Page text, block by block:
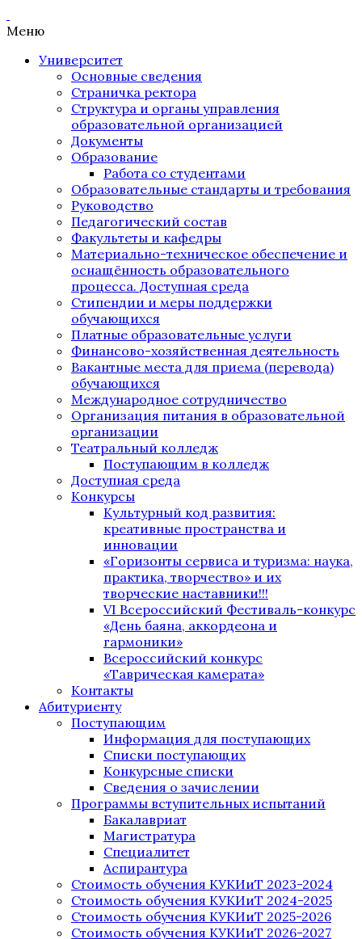
Меню
Университет
Основные сведения
Страничка ректора
Структура и органы управления
образовательной организацией
Документы
Образование
Работа со студентами
Образовательные стандарты и требования
Руководство
Педагогический состав
Факультеты и кафедры
Материально-техническое обеспечение и
оснащённость образовательного
процесса. Доступная среда
Стипендии и меры поддержки
обучающихся
Платные образовательные услуги
Финансово-хозяйственная деятельность
Вакантные места для приема (перевода)
обучающихся
Международное сотрудничество
Организация питания в образовательной
организации
Театральный колледж
Поступающим в колледж
Доступная среда
Конкурсы
Культурный код развития:
креативные пространства и
инновации
«Горизонты сервиса и туризма: наука,
практика, творчество» и их
творческие наставники!!!
VI Всероссийский Фестиваль-конкурс
«День баяна, аккордеона и
гармоники»
Всероссийский конкурс
«Таврическая камерата»
Контакты
Абитуриенту
Поступающим
Информация для поступающих
Списки поступающих
Конкурсные списки
Сведения о зачислении
Программы вступительных испытаний
Бакалавриат
Магистратура
Специалитет
Аспирантура
Стоимость обучения КУКИиТ 2023-2024
Стоимость обучения КУКИиТ 2024-2025
Стоимость обучения КУКИиТ 2025-2026
Стоимость обучения КУКИиТ 2026-2027